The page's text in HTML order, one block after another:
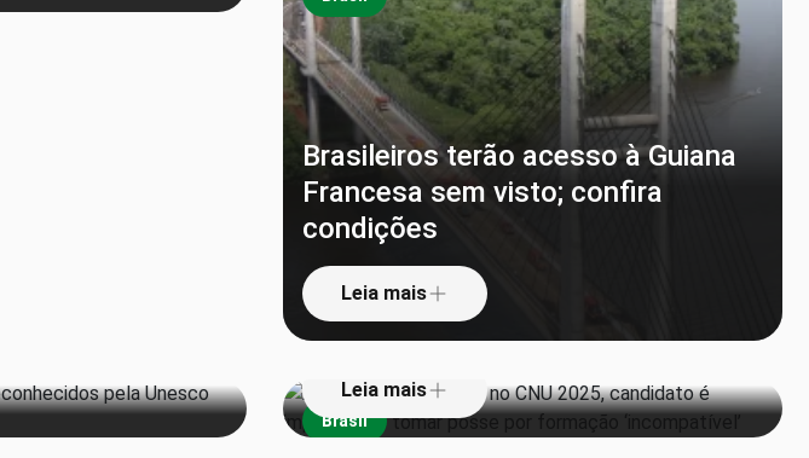
Brasileiros terão acesso à Guiana
Francesa sem visto; confira
condições
Leia mais
Brasil
Aprovado em 1º lugar no CNU
2025, candidato é impedido de
tomar posse por formação
‘incompatível’
Leia mais